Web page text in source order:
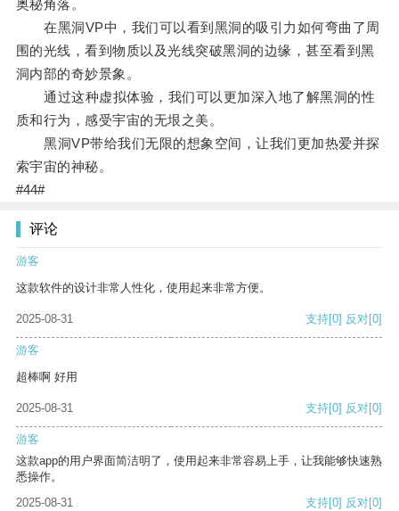
奥秘角落。
在黑洞VP中，我们可以看到黑洞的吸引力如何弯曲了周
围的光线，看到物质以及光线突破黑洞的边缘，甚至看到黑
洞内部的奇妙景象。
通过这种虚拟体验，我们可以更加深入地了解黑洞的性
质和行为，感受宇宙的无垠之美。
黑洞VP带给我们无限的想象空间，让我们更加热爱并探
索宇宙的神秘。
#44#
评论
游客
这款软件的设计非常人性化，使用起来非常方便。
2025-08-31 支持[0] 反对[0]
游客
超棒啊 好用
2025-08-31 支持[0] 反对[0]
游客
这款app的用户界面简洁明了，使用起来非常容易上手，让我能够快速熟
悉操作。
2025-08-31
支持[0] 反对[0]